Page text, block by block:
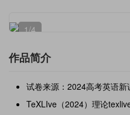
1/4
作品简介
试卷来源：2024高考英语新
TeXLIve（2024）理论